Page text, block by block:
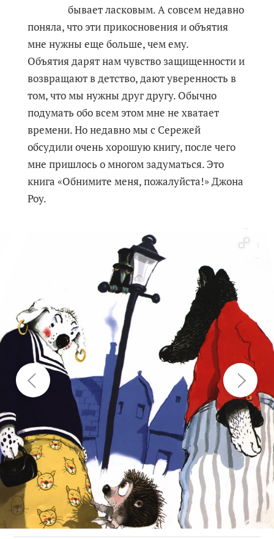
бывает ласковым. А совсем недавно
поняла, что эти прикосновения и объятия
мне нужны еще больше, чем ему.
Объятия дарят нам чувство защищенности и
возвращают в детство, дают уверенность в
том, что мы нужны друг другу. Обычно
подумать обо всем этом мне не хватает
времени. Но недавно мы с Сережей
обсудили очень хорошую книгу, после чего
мне пришлось о многом задуматься. Это
книга «Обнимите меня, пожалуйста!» Джона
Роу.